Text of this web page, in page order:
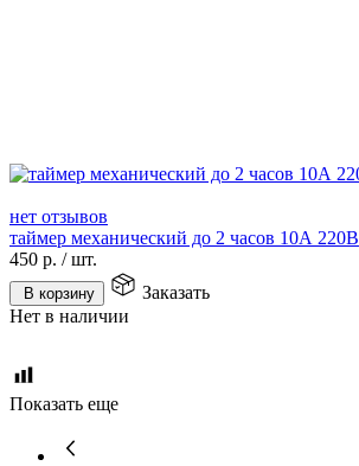
нет отзывов
таймер механический до 2 часов 10А 220В
450 р. /шт.
В корзину
Заказать
Нет в наличии
Показать еще